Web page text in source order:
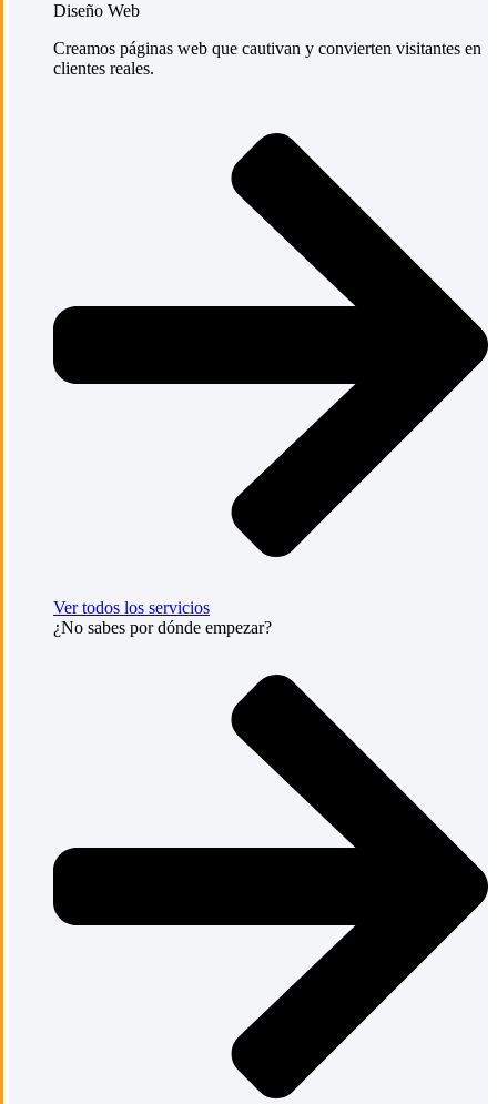
Diseño Web
Creamos páginas web que cautivan y convierten visitantes en
clientes reales.
Ver todos los servicios
¿No sabes por dónde empezar?